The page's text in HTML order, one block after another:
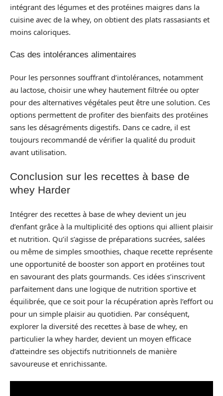
intégrant des légumes et des protéines maigres dans la
cuisine avec de la whey, on obtient des plats rassasiants et
moins caloriques.
Cas des intolérances alimentaires
Pour les personnes souffrant d’intolérances, notamment
au lactose, choisir une whey hautement filtrée ou opter
pour des alternatives végétales peut être une solution. Ces
options permettent de profiter des bienfaits des protéines
sans les désagréments digestifs. Dans ce cadre, il est
toujours recommandé de vérifier la qualité du produit
avant utilisation.
Conclusion sur les recettes à base de
whey Harder
Intégrer des recettes à base de whey devient un jeu
d’enfant grâce à la multiplicité des options qui allient plaisir
et nutrition. Qu’il s’agisse de préparations sucrées, salées
ou même de simples smoothies, chaque recette représente
une opportunité de booster son apport en protéines tout
en savourant des plats gourmands. Ces idées s’inscrivent
parfaitement dans une logique de nutrition sportive et
équilibrée, que ce soit pour la récupération après l’effort ou
pour un simple plaisir au quotidien. Par conséquent,
explorer la diversité des recettes à base de whey, en
particulier la whey harder, devient un moyen efficace
d’atteindre ses objectifs nutritionnels de manière
savoureuse et enrichissante.